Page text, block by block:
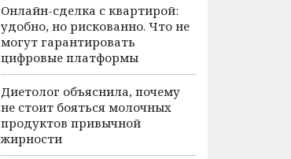
Онлайн-сделка с квартирой:
удобно, но рискованно. Что не
могут гарантировать
цифровые платформы
Диетолог объяснила, почему
не стоит бояться молочных
продуктов привычной
жирности